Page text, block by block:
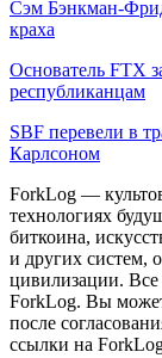
Сэм Бэнкман-
краха
Основатель FTX
республиканцам
SBF перевели в
Карлсоном
ForkLog —
технологиях
биткоина,
и других систем,
цивилизации. Все
ForkLog. Вы
после
ссылки на